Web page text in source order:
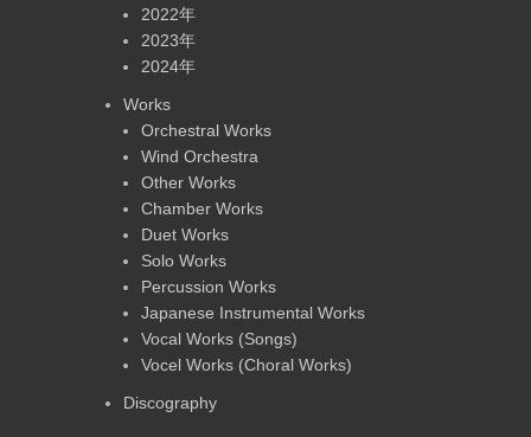
2022年
2023年
2024年
Works
Orchestral Works
Wind Orchestra
Other Works
Chamber Works
Duet Works
Solo Works
Percussion Works
Japanese Instrumental Works
Vocal Works (Songs)
Vocel Works (Choral Works)
Discography